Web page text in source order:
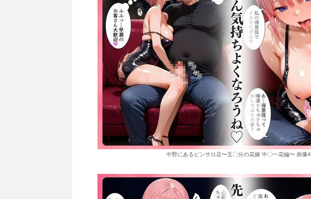
中野にあるピンサロ店〜五〇分の花嫁 中〇一花編〜 画像4